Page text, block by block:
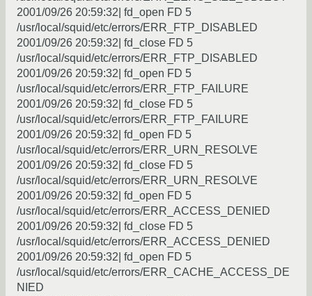
2001/09/26 20:59:32| fd_open FD 5
/usr/local/squid/etc/errors/ERR_FTP_DISABLED
2001/09/26 20:59:32| fd_close FD 5
/usr/local/squid/etc/errors/ERR_FTP_DISABLED
2001/09/26 20:59:32| fd_open FD 5
/usr/local/squid/etc/errors/ERR_FTP_FAILURE
2001/09/26 20:59:32| fd_close FD 5
/usr/local/squid/etc/errors/ERR_FTP_FAILURE
2001/09/26 20:59:32| fd_open FD 5
/usr/local/squid/etc/errors/ERR_URN_RESOLVE
2001/09/26 20:59:32| fd_close FD 5
/usr/local/squid/etc/errors/ERR_URN_RESOLVE
2001/09/26 20:59:32| fd_open FD 5
/usr/local/squid/etc/errors/ERR_ACCESS_DENIED
2001/09/26 20:59:32| fd_close FD 5
/usr/local/squid/etc/errors/ERR_ACCESS_DENIED
2001/09/26 20:59:32| fd_open FD 5
/usr/local/squid/etc/errors/ERR_CACHE_ACCESS_DE
NIED